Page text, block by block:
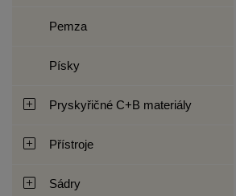
Pemza
Písky
Pryskyřičné C+B materiály
Přístroje
Sádry